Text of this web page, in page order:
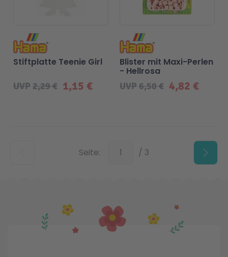
1,15 €
UVP2,29 €
Stiftplatte Teenie Girl
4,82 €
UVP6,50 €
Blister mit Maxi-Perlen
- Hellrosa
Seite: Unten / 3